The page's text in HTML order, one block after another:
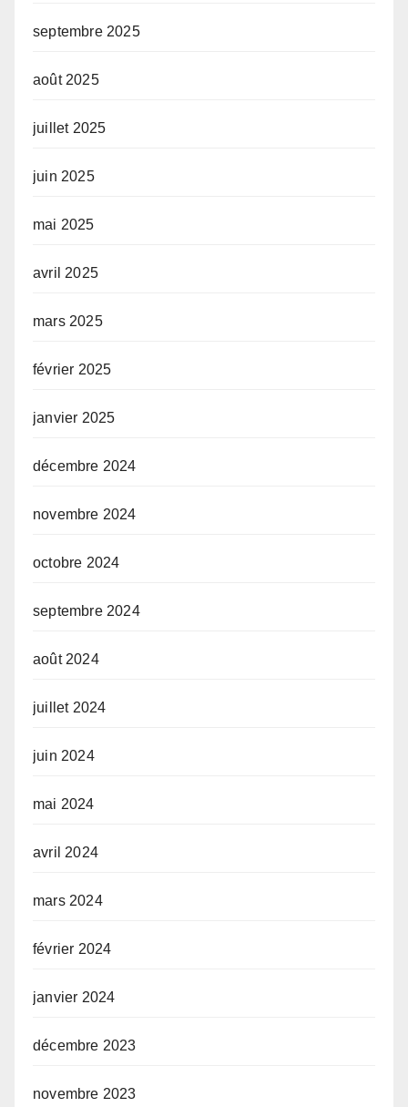
septembre 2025
août 2025
juillet 2025
juin 2025
mai 2025
avril 2025
mars 2025
février 2025
janvier 2025
décembre 2024
novembre 2024
octobre 2024
septembre 2024
août 2024
juillet 2024
juin 2024
mai 2024
avril 2024
mars 2024
février 2024
janvier 2024
décembre 2023
novembre 2023